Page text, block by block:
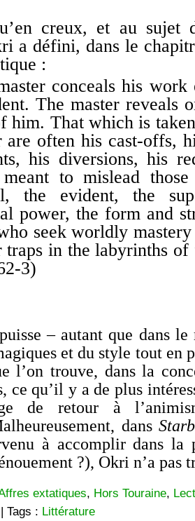
creux, et au
a défini, dans le
:
conceals his
The master reveals
him. That which is
are often his cast-offs,
his diversions, his
to mislead
the evident, the
power, the form and
seek worldly
traps in the labyrinths of
3)
– autant que dans
et du style tout en
l’on trouve, dans la
ce qu’il y a de plus
de retour à
dans
à accomplir dans la
?), Okri n’a pas
extatiques, Hors Touraine,
| Tags : Littérature